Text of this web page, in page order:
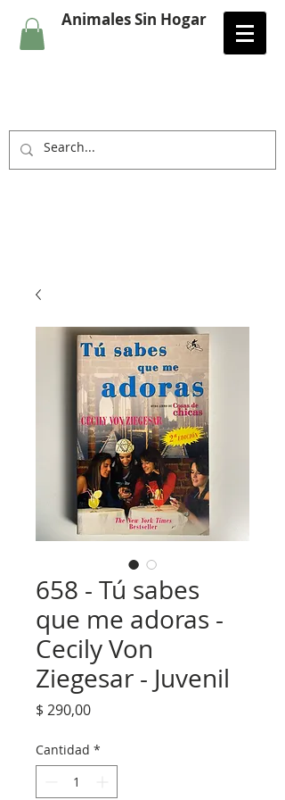
Animales Sin Hogar
658 - Tú sabes
que me adoras -
Cecily Von
Ziegesar - Juvenil
$ 290,00Precio
Cantidad *